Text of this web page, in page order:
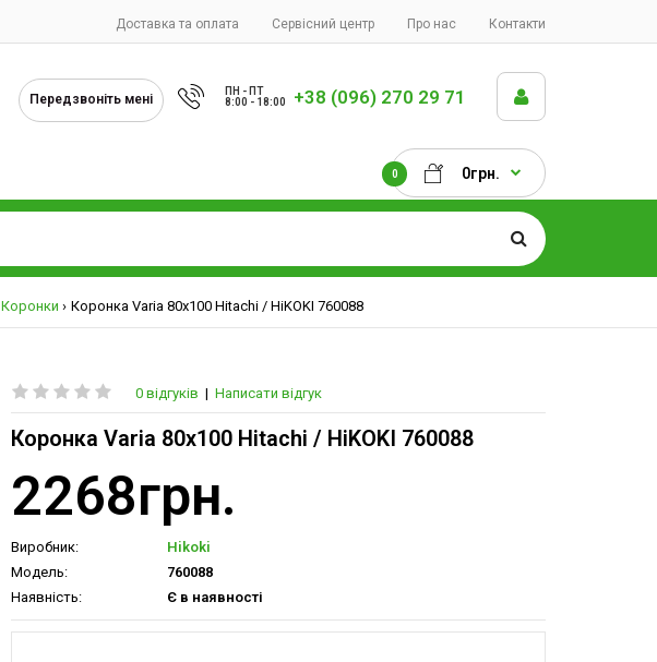
Доставка та оплата Сервісний центр Про нас Контакти
Передзвоніть мені
ПН - ПТ
8:00 - 18:00
+38 (096) 270 29 71
0 0грн.
Коронки Коронка Varia 80х100 Hitachi / HiKOKI 760088
0 відгуків | Написати відгук
Коронка Varia 80х100 Hitachi / HiKOKI 760088
2268грн.
Виробник:
Hikoki
Модель:
760088
Наявність:
Є в наявності